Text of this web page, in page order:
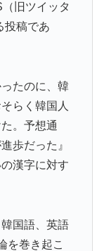
海外「バムの
地震が発生、大
応ぶりに海外大
」 日本を知っ
家』に失望する
ディアも一斉に
旧ツイッタ
投稿であ
たのに、韓
らく韓国人
。予想通
歩だった』
漢字に対す
国語、英語
を巻き起こ